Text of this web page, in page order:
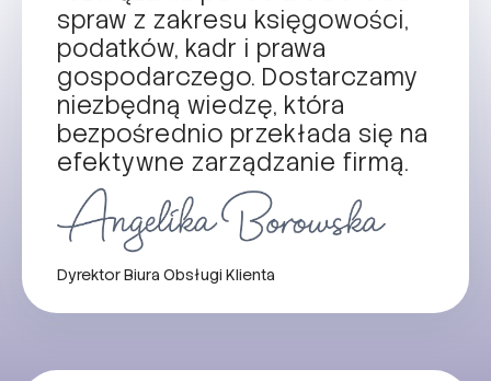
spraw z zakresu księgowości,
podatków, kadr i prawa
gospodarczego. Dostarczamy
niezbędną wiedzę, która
bezpośrednio przekłada się na
efektywne zarządzanie firmą.
Dyrektor Biura Obsługi Klienta